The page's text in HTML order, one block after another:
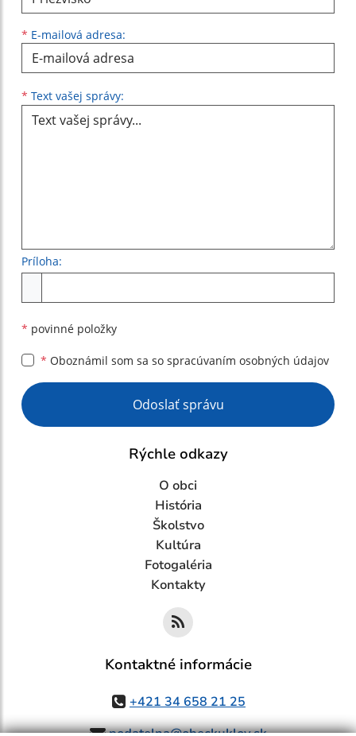
* E-mailová adresa:
* Text vašej správy:
Príloha:
* povinné položky
* Oboznámil som sa so spracúvaním osobných údajov
Google reCaptcha Response
Odoslať správu
Rýchle odkazy
O obci
História
Školstvo
Kultúra
Fotogaléria
Kontakty
Kontaktné informácie
+421 34 658 21 25